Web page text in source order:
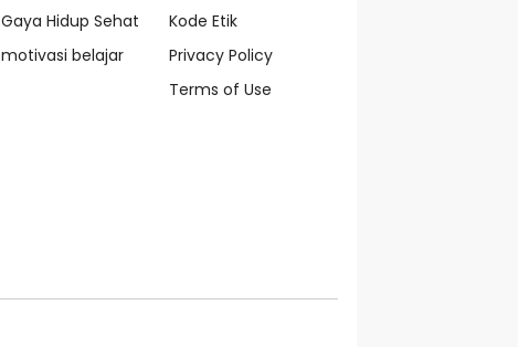
Gaya Hidup Sehat
motivasi belajar
Kode Etik
Privacy Policy
Terms of Use